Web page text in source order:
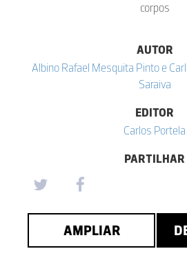
corpos
AUTOR
Albino Rafael Mesquita Pinto e
Saraiva
EDITOR
Carlos Portela
PARTILHAR
AMPLIAR